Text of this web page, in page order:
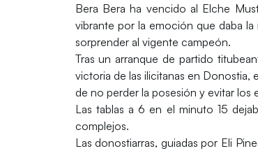
Bera Bera ha vencido al Elche
vibrante por la emoción que daba
sorprender al vigente campeón.
Tras un arranque de partido
victoria de las ilicitanas en Donostia,
de no perder la posesión y evitar
Las tablas a 6 en el minuto 15
complejos.
Las donostiarras, guiadas por Eli